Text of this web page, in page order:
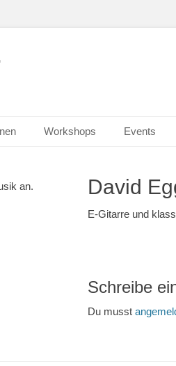
2.0
in Wiesbaden
Workshops Events
David
E-Gitarre und
Schreibe
Du musst
an.